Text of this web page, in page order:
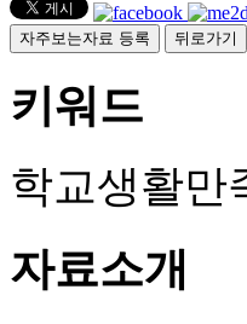
자주보는자료 등록 뒤로가기
키워드
학교생활만
자료소개